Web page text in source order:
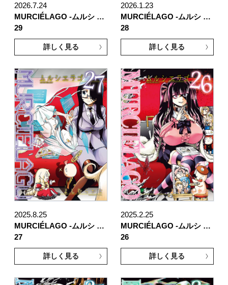
2026.7.24
MURCIÉLAGO -ムルシ …
29
詳しく見る
2026.1.23
MURCIÉLAGO -ムルシ …
28
詳しく見る
2025.8.25
MURCIÉLAGO -ムルシ …
27
詳しく見る
2025.2.25
MURCIÉLAGO -ムルシ …
26
詳しく見る